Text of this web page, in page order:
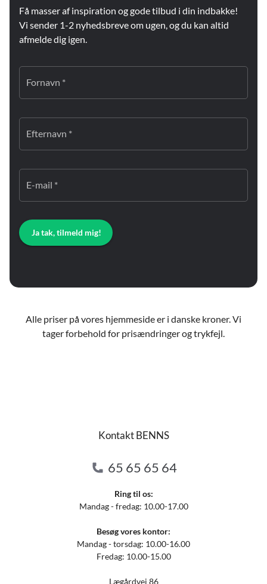
Få masser af inspiration og gode tilbud i din indbakke!
Vi sender 1-2 nyhedsbreve om ugen, og du kan altid
afmelde dig igen.
Fornavn *
Efternavn *
E-mail *
Ja tak, tilmeld mig!
Alle priser på vores hjemmeside er i danske kroner. Vi
tager forbehold for prisændringer og trykfejl.
Kontakt BENNS
65 65 65 64
Ring til os:
Mandag - fredag: 10.00-17.00
Besøg vores kontor:
Mandag - torsdag: 10.00-16.00
Fredag: 10.00-15.00
Lægårdvej 86